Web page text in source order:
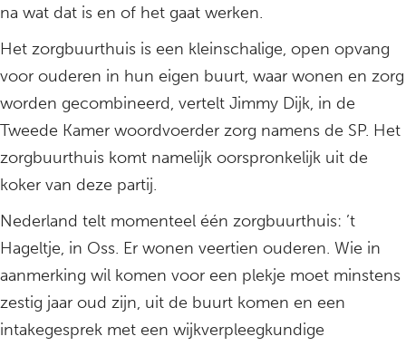
na wat dat is en of het gaat werken.
Het zorgbuurthuis is een kleinschalige, open opvang
voor ouderen in hun eigen buurt, waar wonen en zorg
worden gecombineerd, vertelt Jimmy Dijk, in de
Tweede Kamer woordvoerder zorg namens de SP. Het
zorgbuurthuis komt namelijk oorspronkelijk uit de
koker van deze partij.
Nederland telt momenteel één zorgbuurthuis: ’t
Hageltje, in Oss. Er wonen veertien ouderen. Wie in
aanmerking wil komen voor een plekje moet minstens
zestig jaar oud zijn, uit de buurt komen en een
intakegesprek met een wijkverpleegkundige